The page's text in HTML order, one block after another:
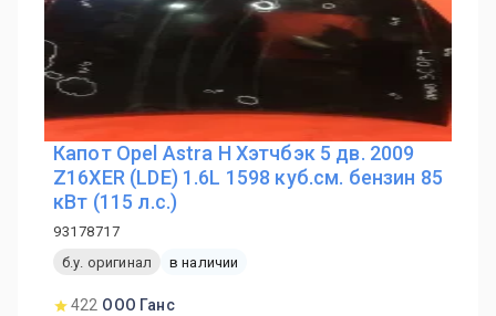
Капот Opel Astra H Хэтчбэк 5 дв. 2009
Z16XER (LDE) 1.6L 1598 куб.см. бензин 85
кВт (115 л.с.)
93178717
б.у. оригинал
в наличии
422 ООО Ганс